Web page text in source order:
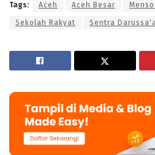
Tags: Aceh Aceh Besar
Sekolah Rakyat Sentra